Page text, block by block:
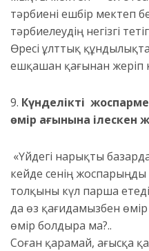
тәрбиені ешбір мектеп
тәрбиелеудің негізгі
Өресі ұлттық
ешқашан қағынан жеріп
9. Күнделікті
өмір ағынына ілескен
«Үйдегі нарықты
кейде сенің
толқыны күл парша
да өз қағидамызбен өмір
өмір болдыра ма?..
Соған қарамай, ағысқа